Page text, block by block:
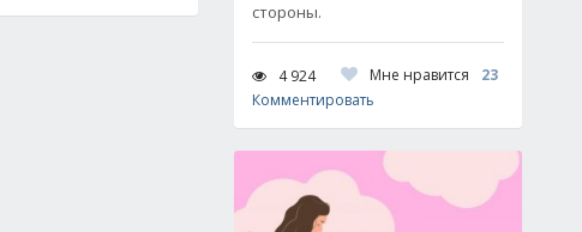
стороны.
4 924 Мне нравится
23
Комментировать